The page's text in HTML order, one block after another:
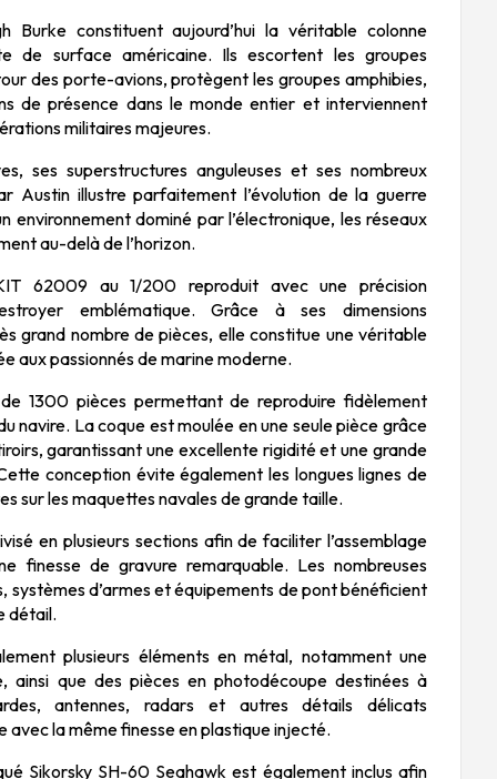
Burke constituent aujourd’hui la véritable colonne
de surface américaine. Ils escortent les groupes
des porte-avions, protègent les groupes amphibies,
de présence dans le monde entier et interviennent
militaires majeures.
ses superstructures anguleuses et ses nombreux
Austin illustre parfaitement l’évolution de la guerre
environnement dominé par l’électronique, les réseaux
au-delà de l’horizon.
62009 au 1/200 reproduit avec une précision
emblématique. Grâce à ses dimensions
grand nombre de pièces, elle constitue une véritable
aux passionnés de marine moderne.
1300 pièces permettant de reproduire fidèlement
navire. La coque est moulée en une seule pièce grâce
garantissant une excellente rigidité et une grande
conception évite également les longues lignes de
sur les maquettes navales de grande taille.
en plusieurs sections afin de faciliter l’assemblage
finesse de gravure remarquable. Les nombreuses
systèmes d’armes et équipements de pont bénéficient
détail.
plusieurs éléments en métal, notamment une
ainsi que des pièces en photodécoupe destinées à
antennes, radars et autres détails délicats
avec la même finesse en plastique injecté.
Sikorsky SH-60 Seahawk est également inclus afin